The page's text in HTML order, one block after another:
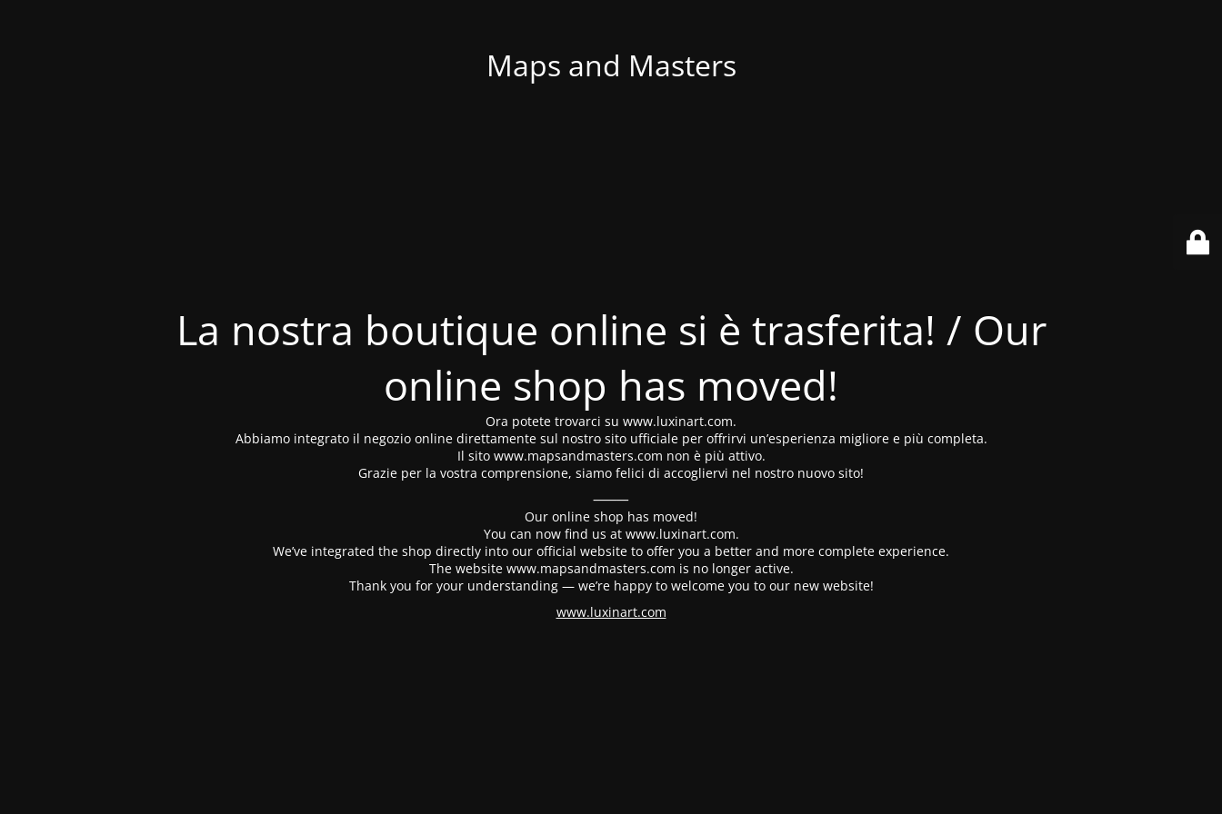
Maps and Masters
La nostra boutique online si è trasferita! / Our
online shop has moved!
Ora potete trovarci su www.luxinart.com.
Abbiamo integrato il negozio online direttamente sul nostro sito ufficiale per offrirvi un’esperienza migliore e più completa.
Il sito www.mapsandmasters.com non è più attivo.
Grazie per la vostra comprensione, siamo felici di accogliervi nel nostro nuovo sito!
⸻
Our online shop has moved!
You can now find us at www.luxinart.com.
We’ve integrated the shop directly into our official website to offer you a better and more complete experience.
The website www.mapsandmasters.com is no longer active.
Thank you for your understanding — we’re happy to welcome you to our new website!
www.luxinart.com